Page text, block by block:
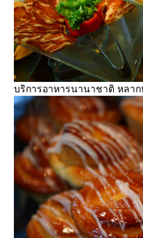
บริการอาหารนานาชาติ หลา